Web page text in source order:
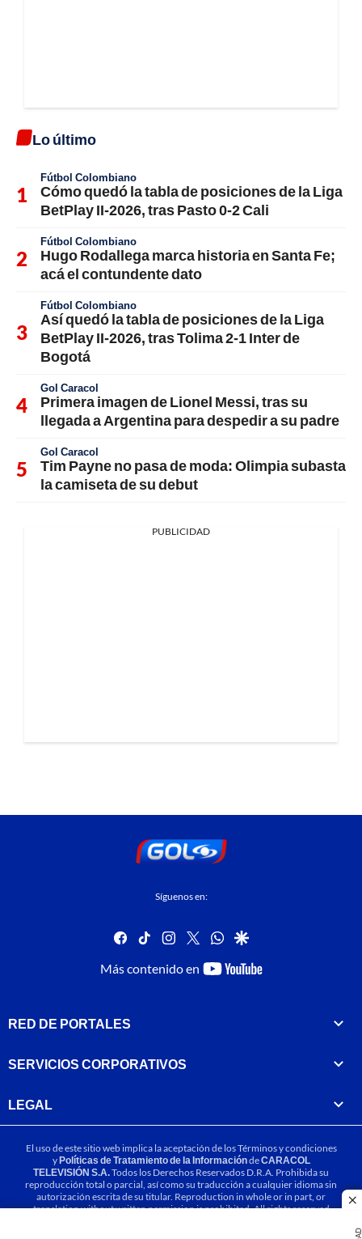
Lo último
Fútbol Colombiano
Cómo quedó la tabla de posiciones de la Liga
BetPlay II-2026, tras Pasto 0-2 Cali
Fútbol Colombiano
Hugo Rodallega marca historia en Santa Fe;
acá el contundente dato
Fútbol Colombiano
Así quedó la tabla de posiciones de la Liga
BetPlay II-2026, tras Tolima 2-1 Inter de
Bogotá
Gol Caracol
Primera imagen de Lionel Messi, tras su
llegada a Argentina para despedir a su padre
Gol Caracol
Tim Payne no pasa de moda: Olimpia subasta
la camiseta de su debut
PUBLICIDAD
Síguenos en:
facebook
tiktok instagram
twitterwhatsapp
google
Más contenido en
youtube-
RED DE PORTALES
SERVICIOS CORPORATIVOS
LEGAL
El uso de este sitio web implica la aceptación de losTérminos y condiciones
yPolíticas de Tratamiento de la InformacióndeCARACOL
TELEVISIÓN S.A.Todos los Derechos Reservados D.R.A. Prohibida su
reproducción total o parcial, así como su traducción a cualquier idioma sin
autorización escrita de su titular. Reproduction in whole or in part, or
translation without written permission is prohibited. All rights reserved